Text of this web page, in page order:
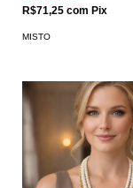
R$71,25 com Pix
MISTO